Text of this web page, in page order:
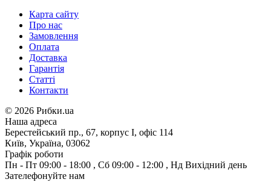
Карта сайту
Про нас
Замовлення
Оплата
Доставка
Гарантія
Статті
Контакти
© 2026 Рибки.ua
Наша адреса
Берестейський пр., 67, корпус І, офіс 114
Київ, Україна, 03062
Графік роботи
Пн - Пт 09:00 - 18:00 , Сб 09:00 - 12:00 , Нд Вихідний день
Зателефонуйте нам